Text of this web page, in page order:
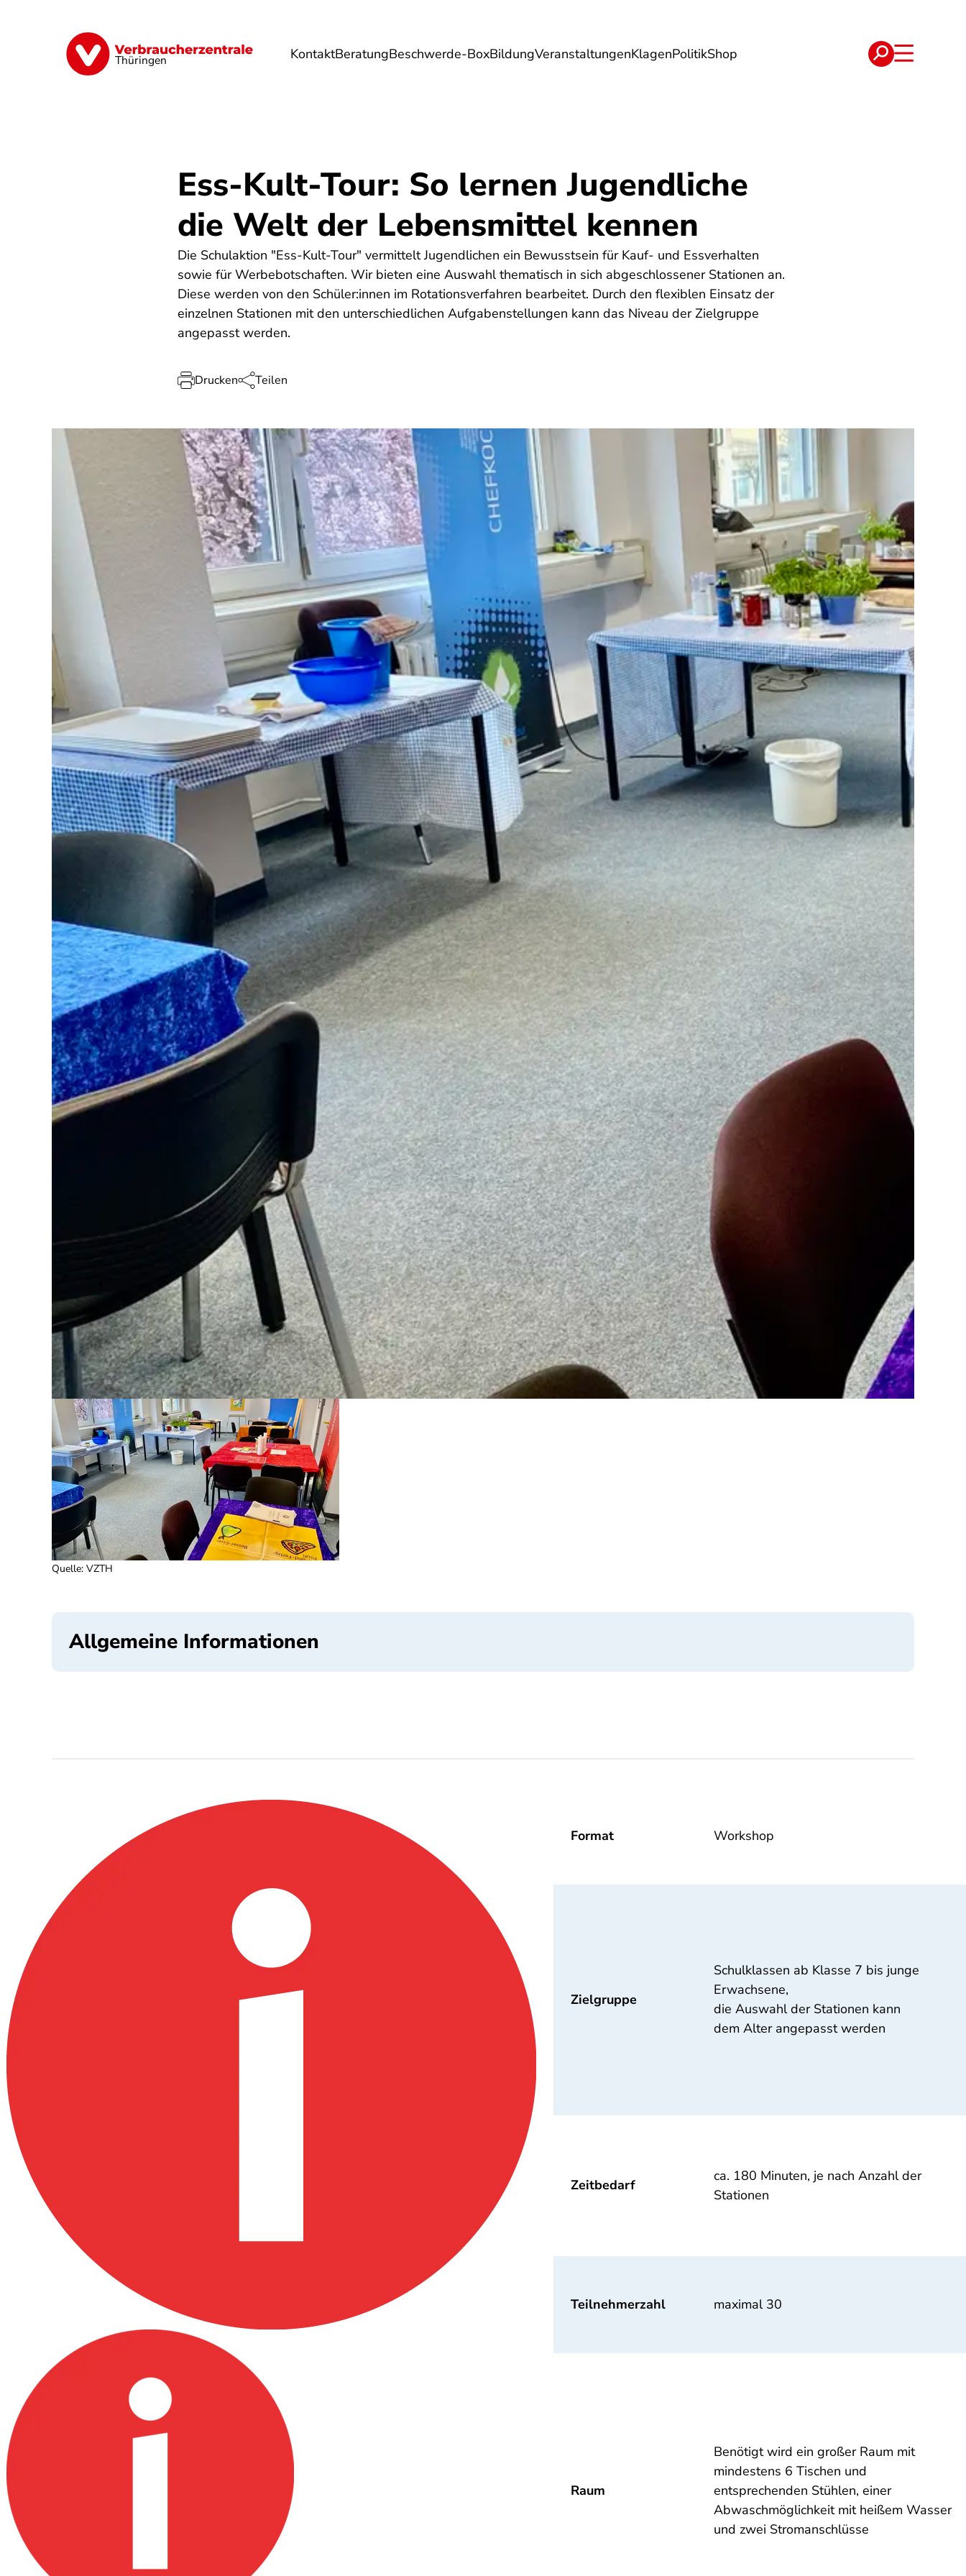
Thüringen KontaktBeratungBeschwerde-BoxBildungVeranstaltungenKlagenPolitikShop
Finanzen Digitales Lebensmittel Umwelt Gesundheit Energie Reise Verträge
Ess-Kult-Tour: So lernen Jugendliche
die Welt der Lebensmittel kennen
Die Schulaktion "Ess-Kult-Tour" vermittelt Jugendlichen ein Bewusstsein für Kauf- und Essverhalten
sowie für Werbebotschaften. Wir bieten eine Auswahl thematisch in sich abgeschlossener Stationen an.
Diese werden von den Schüler:innen im Rotationsverfahren bearbeitet. Durch den flexiblen Einsatz der
einzelnen Stationen mit den unterschiedlichen Aufgabenstellungen kann das Niveau der Zielgruppe
angepasst werden.
Drucken Teilen
Quelle: VZTH
Allgemeine Informationen
Format Workshop
Zielgruppe
Schulklassen ab Klasse 7 bis junge
Erwachsene,
die Auswahl der Stationen kann
dem Alter angepasst werden
Zeitbedarf
ca. 180 Minuten, je nach Anzahl der
Stationen
Teilnehmerzahl maximal 30
Raum
Benötigt wird ein großer Raum mit
mindestens 6 Tischen und
entsprechenden Stühlen, einer
Abwaschmöglichkeit mit heißem Wasser
und zwei Stromanschlüsse